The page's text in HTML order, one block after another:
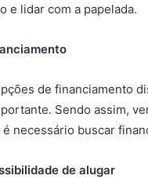
e lidar com a papelada.
de financiamento
Sendo assim,
necessário buscar
de alugar